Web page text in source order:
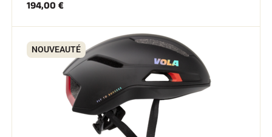
194,00 €
NOUVEAUTÉ